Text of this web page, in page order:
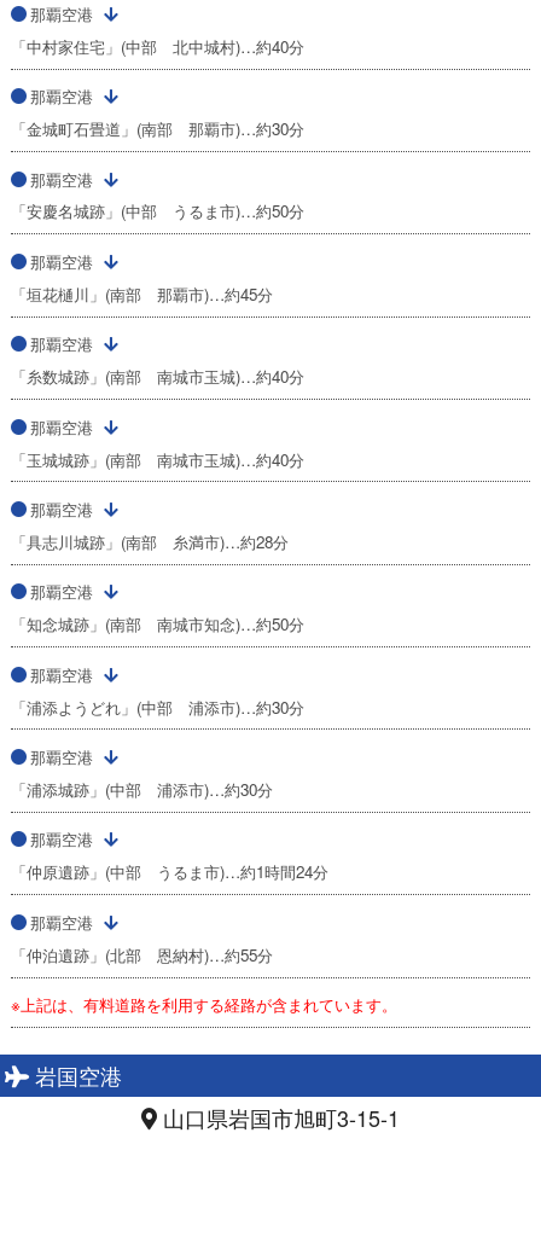
那覇空港
「中村家住宅」(中部 北中城村)…約40分
那覇空港
「金城町石畳道」(南部 那覇市)…約30分
那覇空港
「安慶名城跡」(中部 うるま市)…約50分
那覇空港
「垣花樋川」(南部 那覇市)…約45分
那覇空港
「糸数城跡」(南部 南城市玉城)…約40分
那覇空港
「玉城城跡」(南部 南城市玉城)…約40分
那覇空港
「具志川城跡」(南部 糸満市)…約28分
那覇空港
「知念城跡」(南部 南城市知念)…約50分
那覇空港
「浦添ようどれ」(中部 浦添市)…約30分
那覇空港
「浦添城跡」(中部 浦添市)…約30分
那覇空港
「仲原遺跡」(中部 うるま市)…約1時間24分
那覇空港
「仲泊遺跡」(北部 恩納村)…約55分
※上記は、有料道路を利用する経路が含まれています。
岩国空港
山口県岩国市旭町3-15-1